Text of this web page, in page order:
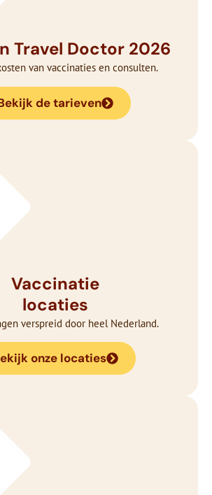
Travel Doctor 2026
van vaccinaties en consulten.
de tarieven
Vaccinatie
locaties
verspreid door heel Nederland.
onze locaties